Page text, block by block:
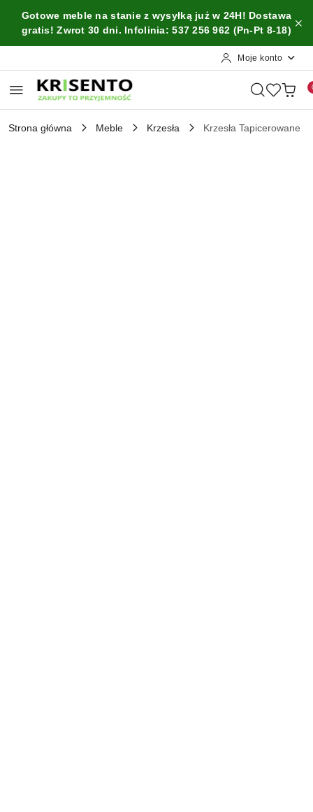
Przejdź do treści głównej
Przejdź do wyszukiwarki
Przejdź do moje konto
Przejdź do menu głównego
Przejdź do opisu produktu
Przejdź do stopki
Gotowe meble na stanie z wysyłką już w 24H! Dostawa
gratis! Zwrot 30 dni. Infolinia: 537 256 962 (Pn-Pt 8-18)
Moje konto
Strona główna Meble Krzesła Krzesła Tapicerowane